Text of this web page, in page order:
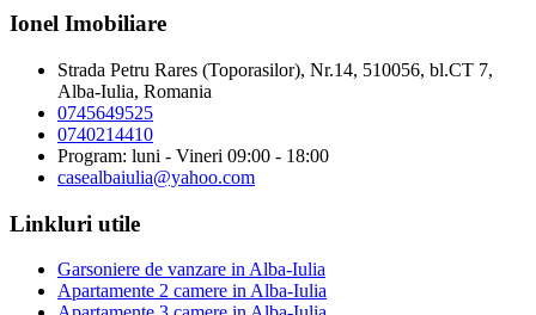
Ionel Imobiliare
Strada Petru Rares (Toporasilor), Nr.14, 510056, bl.CT 7,
Alba-Iulia, Romania
0745649525
0740214410
Program: luni - Vineri 09:00 - 18:00
casealbaiulia@yahoo.com
Linkluri utile
Garsoniere de vanzare in Alba-Iulia
Apartamente 2 camere in Alba-Iulia